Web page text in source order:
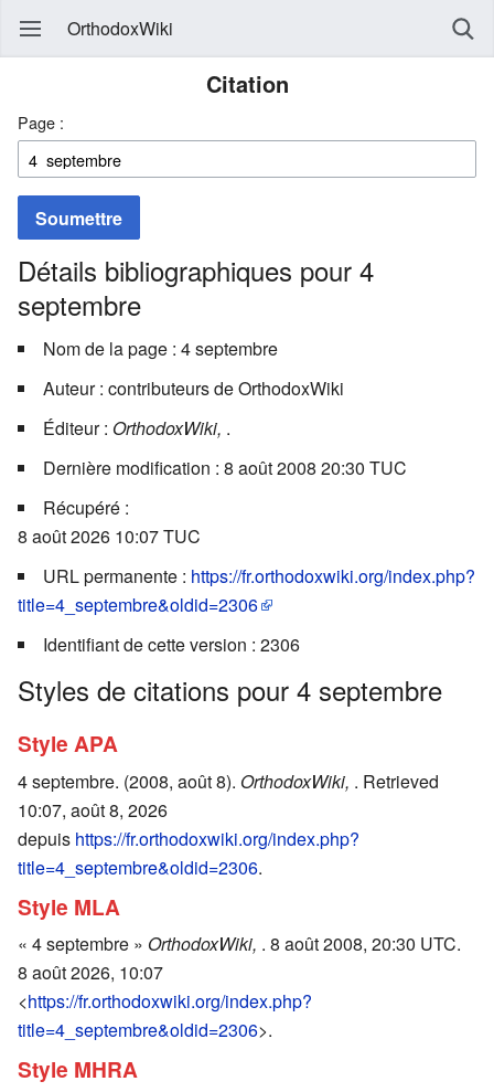
OrthodoxWiki
Citation
Page :
Soumettre
Détails bibliographiques pour 4
septembre
Nom de la page : 4 septembre
Auteur : contributeurs de OrthodoxWiki
Éditeur : OrthodoxWiki, .
Dernière modification : 8 août 2008 20:30 TUC
Récupéré :
8 août 2026 10:07 TUC
URL permanente : https://fr.orthodoxwiki.org/index.php?
title=4_septembre&oldid=2306
Identifiant de cette version : 2306
Styles de citations pour 4 septembre
Style APA
4 septembre. (2008, août 8). OrthodoxWiki, . Retrieved
10:07, août 8, 2026
depuis https://fr.orthodoxwiki.org/index.php?
title=4_septembre&oldid=2306.
Style MLA
« 4 septembre » OrthodoxWiki, . 8 août 2008, 20:30 UTC.
8 août 2026, 10:07
<https://fr.orthodoxwiki.org/index.php?
title=4_septembre&oldid=2306>.
Style MHRA